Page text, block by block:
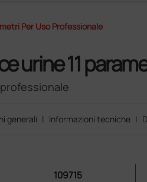
Per Uso Professionale
urine 11
generali | Informazioni tecniche |
109715